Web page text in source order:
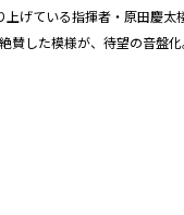
げている指揮者・原田慶
賛した模様が、待望の音盤化